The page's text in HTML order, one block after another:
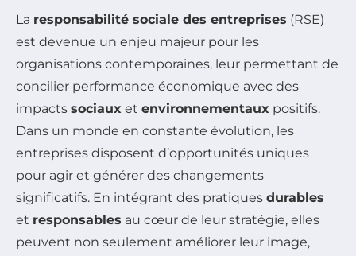
La responsabilité sociale des entreprises (RSE)
est devenue un enjeu majeur pour les
organisations contemporaines, leur permettant de
concilier performance économique avec des
impacts sociaux et environnementaux positifs.
Dans un monde en constante évolution, les
entreprises disposent d’opportunités uniques
pour agir et générer des changements
significatifs. En intégrant des pratiques durables
et responsables au cœur de leur stratégie, elles
peuvent non seulement améliorer leur image,